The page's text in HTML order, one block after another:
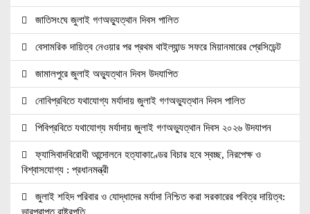
জাতিসংঘে জুলাই গণঅভ্যুত্থান দিবস পালিত
বেসামরিক দায়িত্ব নেওয়ার পর প্রথম থাইল্যান্ড সফরে মিয়ানমারের প্রেসিডেন্ট
জামালপুরে জুলাই অভ্যুত্থান দিবস উদযাপিত
নোবিপ্রবিতে যথাযোগ্য মর্যাদায় জুলাই গণঅভ্যুত্থান দিবস পালিত
পিবিপ্রবিতে যথাযোগ্য মর্যাদায় জুলাই গণঅভ্যুত্থান দিবস ২০২৬ উদযাপন
ফ্যাসিবাদবিরোধী আন্দোলনে হত্যাকাণ্ডের বিচার হবে স্বচ্ছ, নিরপেক্ষ ও
বিশ্বাসযোগ্য : প্রধানমন্ত্রী
জুলাই শহিদ পরিবার ও যোদ্ধাদের মর্যাদা নিশ্চিত করা সরকারের পবিত্র দায়িত্ব: